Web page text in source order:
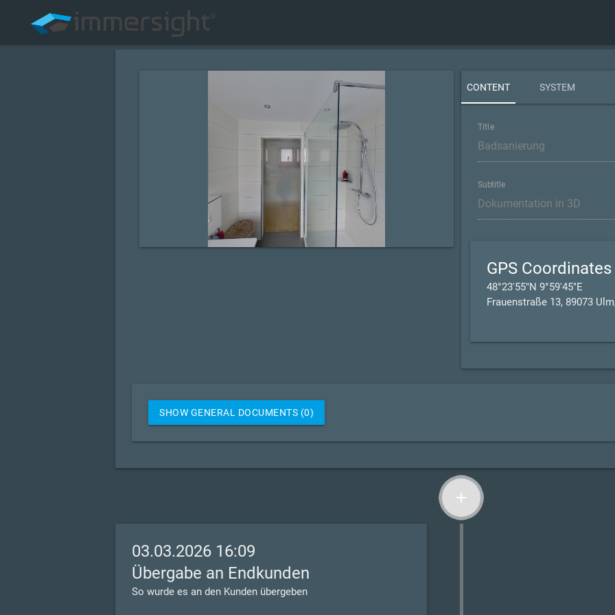
CONTENT SYSTEM
Title
Subtitle
GPS Coordinates
48°23'55"N 9°59'45"E
Frauenstraße 13, 89073
SHOW GENERAL DOCUMENTS (0)
add
03.03.2026 16:09
Übergabe an Endkunden
So wurde es an den Kunden übergeben